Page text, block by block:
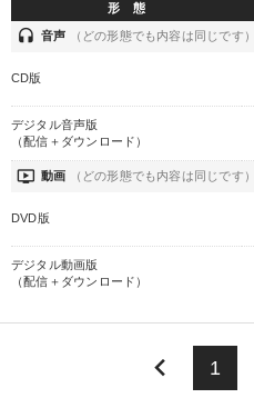
形 態
headset 音声 （どの形態でも内容は同じです）
CD版
デジタル音声版
（配信＋ダウンロード）
ondemand_video 動画 （どの形態でも内容は同じです）
DVD版
デジタル動画版
（配信＋ダウンロード）
keyboard_arrow_left 1